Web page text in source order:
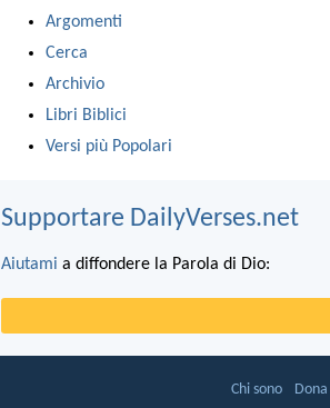
Argomenti
Cerca
Archivio
Libri Biblici
Versi più Popolari
Supportare DailyVerses.net
Aiutami a diffondere la Parola di Dio:
Chi sono Dona